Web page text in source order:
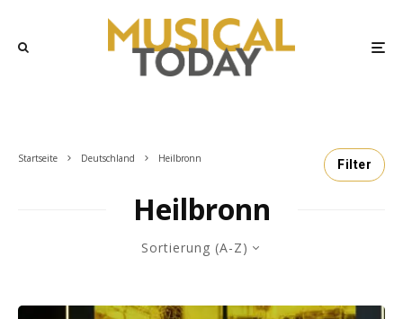
Startseite Deutschland Heilbronn Filter
Heilbronn
Sortierung (A-Z)